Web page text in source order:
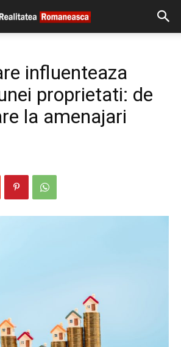
influenteaza
proprietati: de
la amenajari